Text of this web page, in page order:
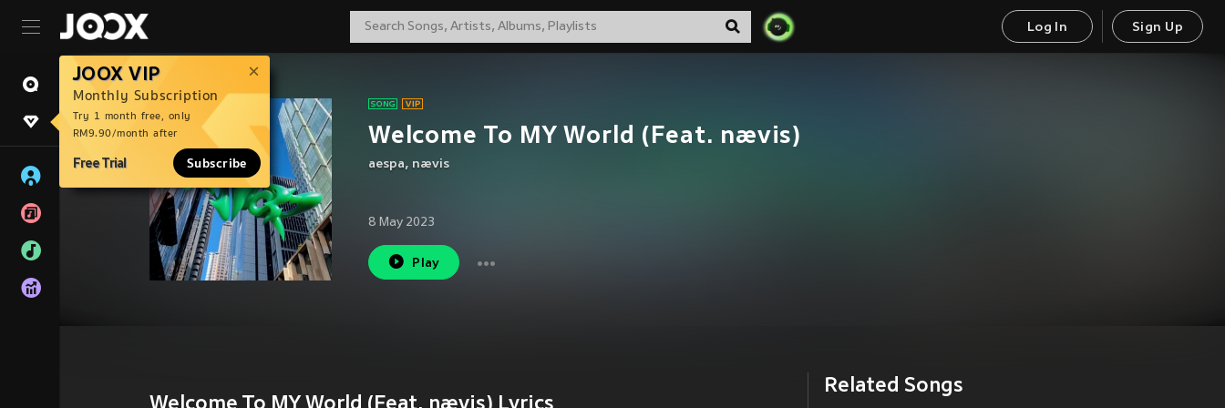
Log In Sign Up
JOOX VIP
Monthly Subscription
Try 1 month free, only
RM9.90/month after
Free Trial Subscribe
Welcome To MY World (Feat. nævis)
aespa, nævis
8 May 2023
Play
Related Songs